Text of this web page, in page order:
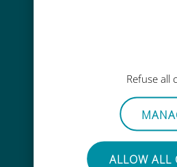
Refuse all
ALLOW ALL
手間い
使用中のSIMカード
必要はあり